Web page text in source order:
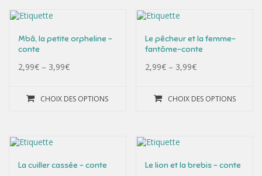
Mbâ, la petite orpheline –
conte
2,99€ – 3,99€
CHOIX DES OPTIONS
Le pêcheur et la femme-
fantôme-conte
2,99€ – 3,99€
CHOIX DES OPTIONS
La cuiller cassée – conte Le lion et la brebis – conte